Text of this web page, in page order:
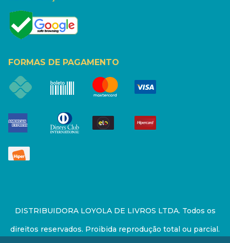
FORMAS DE PAGAMENTO
DISTRIBUIDORA LOYOLA DE LIVROS LTDA. Todos os
direitos reservados. Proibida reprodução total ou parcial.